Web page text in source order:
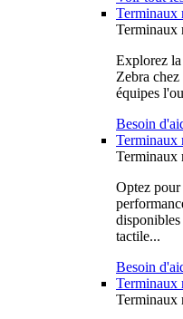
Terminaux
Terminaux
Explorez
Zebra
équipes
Besoin
Terminaux
Terminaux
Optez
tactile...
Besoin
Terminaux
Terminaux